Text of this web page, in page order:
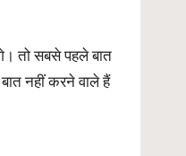
तो सबसे पहले बात
नहीं करने वाले हैं